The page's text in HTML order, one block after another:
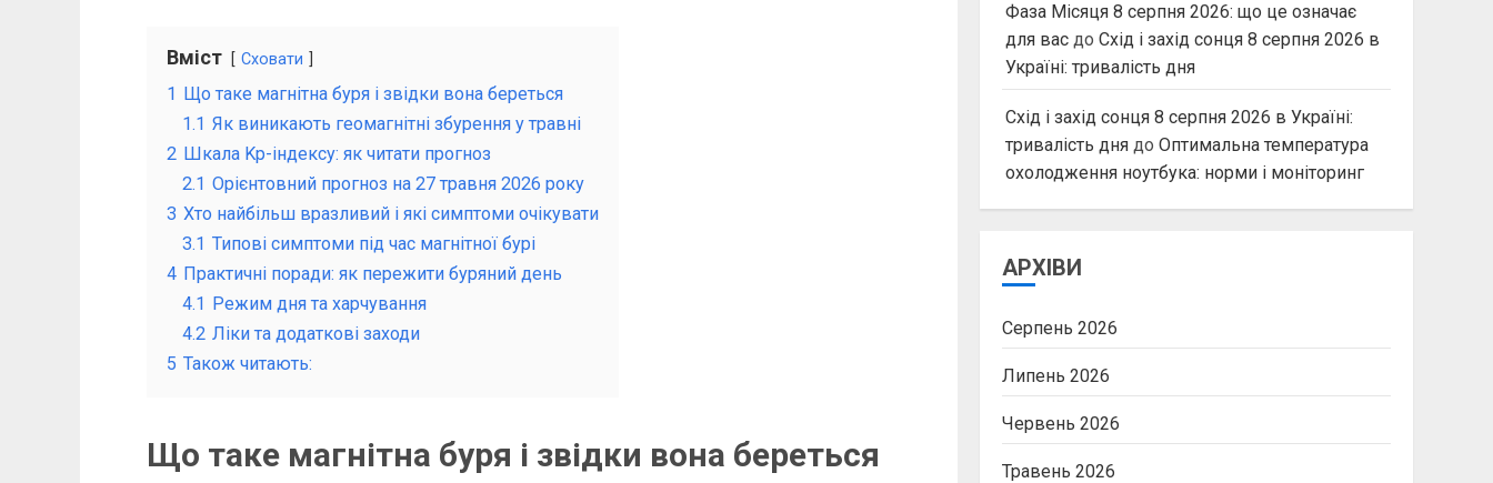
Вміст Сховати
1 Що таке магнітна буря і звідки вона береться
1.1 Як виникають геомагнітні збурення у травні
2 Шкала Kp-індексу: як читати прогноз
2.1 Орієнтовний прогноз на 27 травня 2026 року
3 Хто найбільш вразливий і які симптоми очікувати
3.1 Типові симптоми під час магнітної бурі
4 Практичні поради: як пережити буряний день
4.1 Режим дня та харчування
4.2 Ліки та додаткові заходи
5 Також читають:
Що таке магнітна буря і звідки вона береться
Фаза Місяця 8 серпня 2026: що це означає
для васдо Схід і захід сонця 8 серпня 2026 в
Україні: тривалість дня
Схід і захід сонця 8 серпня 2026 в Україні:
тривалість днядо Оптимальна температура
охолодження ноутбука: норми і моніторинг
АРХІВИ
Серпень 2026
Липень 2026
Червень 2026
Травень 2026